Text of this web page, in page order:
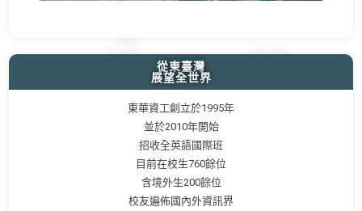
從東臺灣
展望全世界
東華資工創立於1995年
並於2010年開始
招收全英語國際班
目前在校生760餘位
含境外生200餘位
校友遍佈國內外資訊界